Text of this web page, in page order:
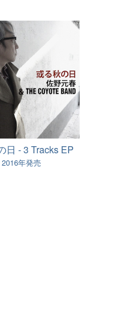
日 - 3 Tracks EP
2016年発売